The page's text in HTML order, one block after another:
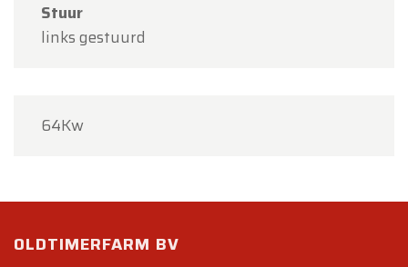
Stuur
links gestuurd
64Kw
OLDTIMERFARM BV